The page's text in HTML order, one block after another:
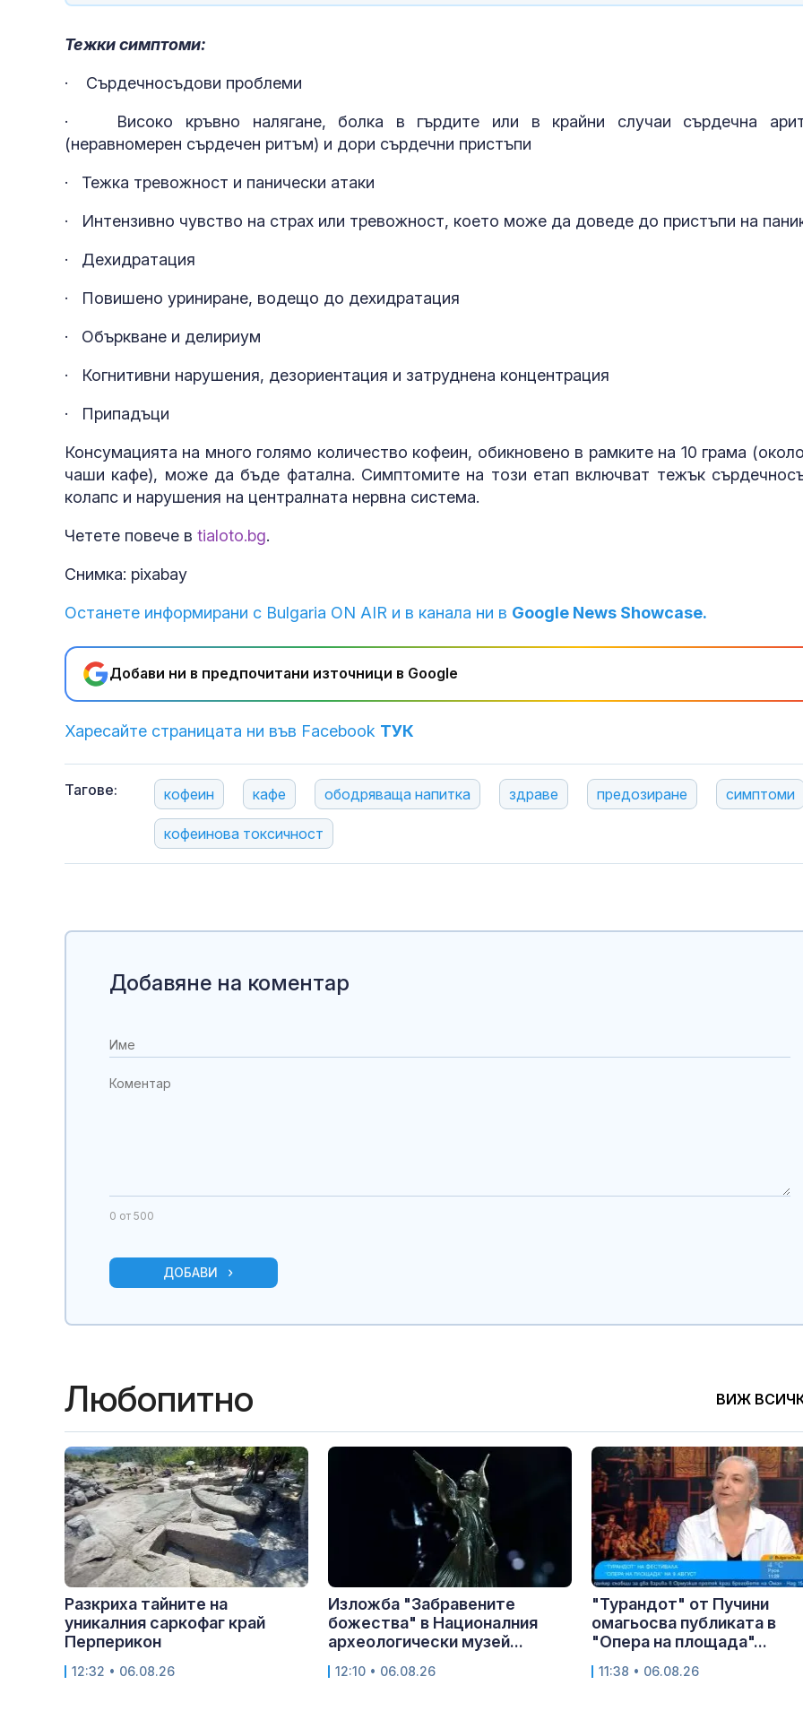
Тежки симптоми:
· Сърдечносъдови проблеми
· Високо кръвно налягане, болка в гърдите или в крайни случаи сърдечна
(неравномерен сърдечен ритъм) и дори сърдечни пристъпи
· Тежка тревожност и панически атаки
· Интензивно чувство на страх или тревожност, което може да доведе до пристъпи на
· Дехидратация
· Повишено уриниране, водещо до дехидратация
· Объркване и делириум
· Когнитивни нарушения, дезориентация и затруднена концентрация
· Припадъци
Консумацията на много голямо количество кофеин, обикновено в рамките на 10 грама
чаши кафе), може да бъде фатална. Симптомите на този етап включват тежък
колапс и нарушения на централната нервна система.
Четете повече в tialoto.bg.
Снимка: pixabay
Останете информирани с Bulgaria ON AIR и в канала ни в Google News Showcase.
Добави ни в предпочитани източници в Google
Харесайте страницата ни във Facebook ТУК
Тагове: кофеин кафе ободряваща напитка здраве предозиране симптоми
кофеинова токсичност
Добавяне на коментар
0 от 500
ДОБАВИ
Любопитно ВИЖ
Разкриха тайните на
уникалния саркофаг край
Перперикон
12:32 • 06.08.26
Изложба "Забравените
божества" в Националния
археологически музей...
12:10 • 06.08.26
"Турандот" от Пучини
омагьосва публиката в
"Опера на площада"...
11:38 • 06.08.26